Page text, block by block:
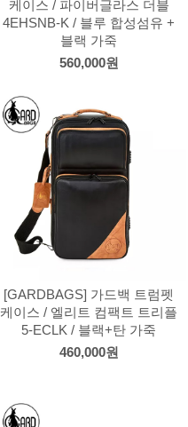
케이스 / 파이버글라스 더블
4EHSNB-K / 블루 합성섬유 +
블랙 가죽
560,000원
[GARDBAGS] 가드백 트럼펫
케이스 / 엘리트 컴팩트 트리플
5-ECLK / 블랙+탄 가죽
460,000원